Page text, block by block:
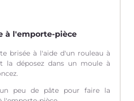
à l'emporte-pièce
brisée à l'aide d'un rouleau à
la déposez dans un moule à
un peu de pâte pour faire la